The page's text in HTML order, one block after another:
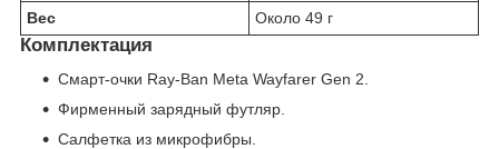
Вес Около 49 г
Комплектация
Смарт-очки Ray-Ban Meta Wayfarer Gen 2.
Фирменный зарядный футляр.
Салфетка из микрофибры.